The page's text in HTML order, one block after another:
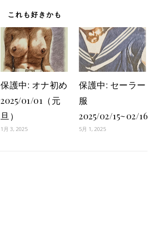
これも好きかも
保護中: オナ初め
2025/01/01（元
旦）
1月 3, 2025
保護中: セーラー
服
2025/02/15~02/16
5月 1, 2025